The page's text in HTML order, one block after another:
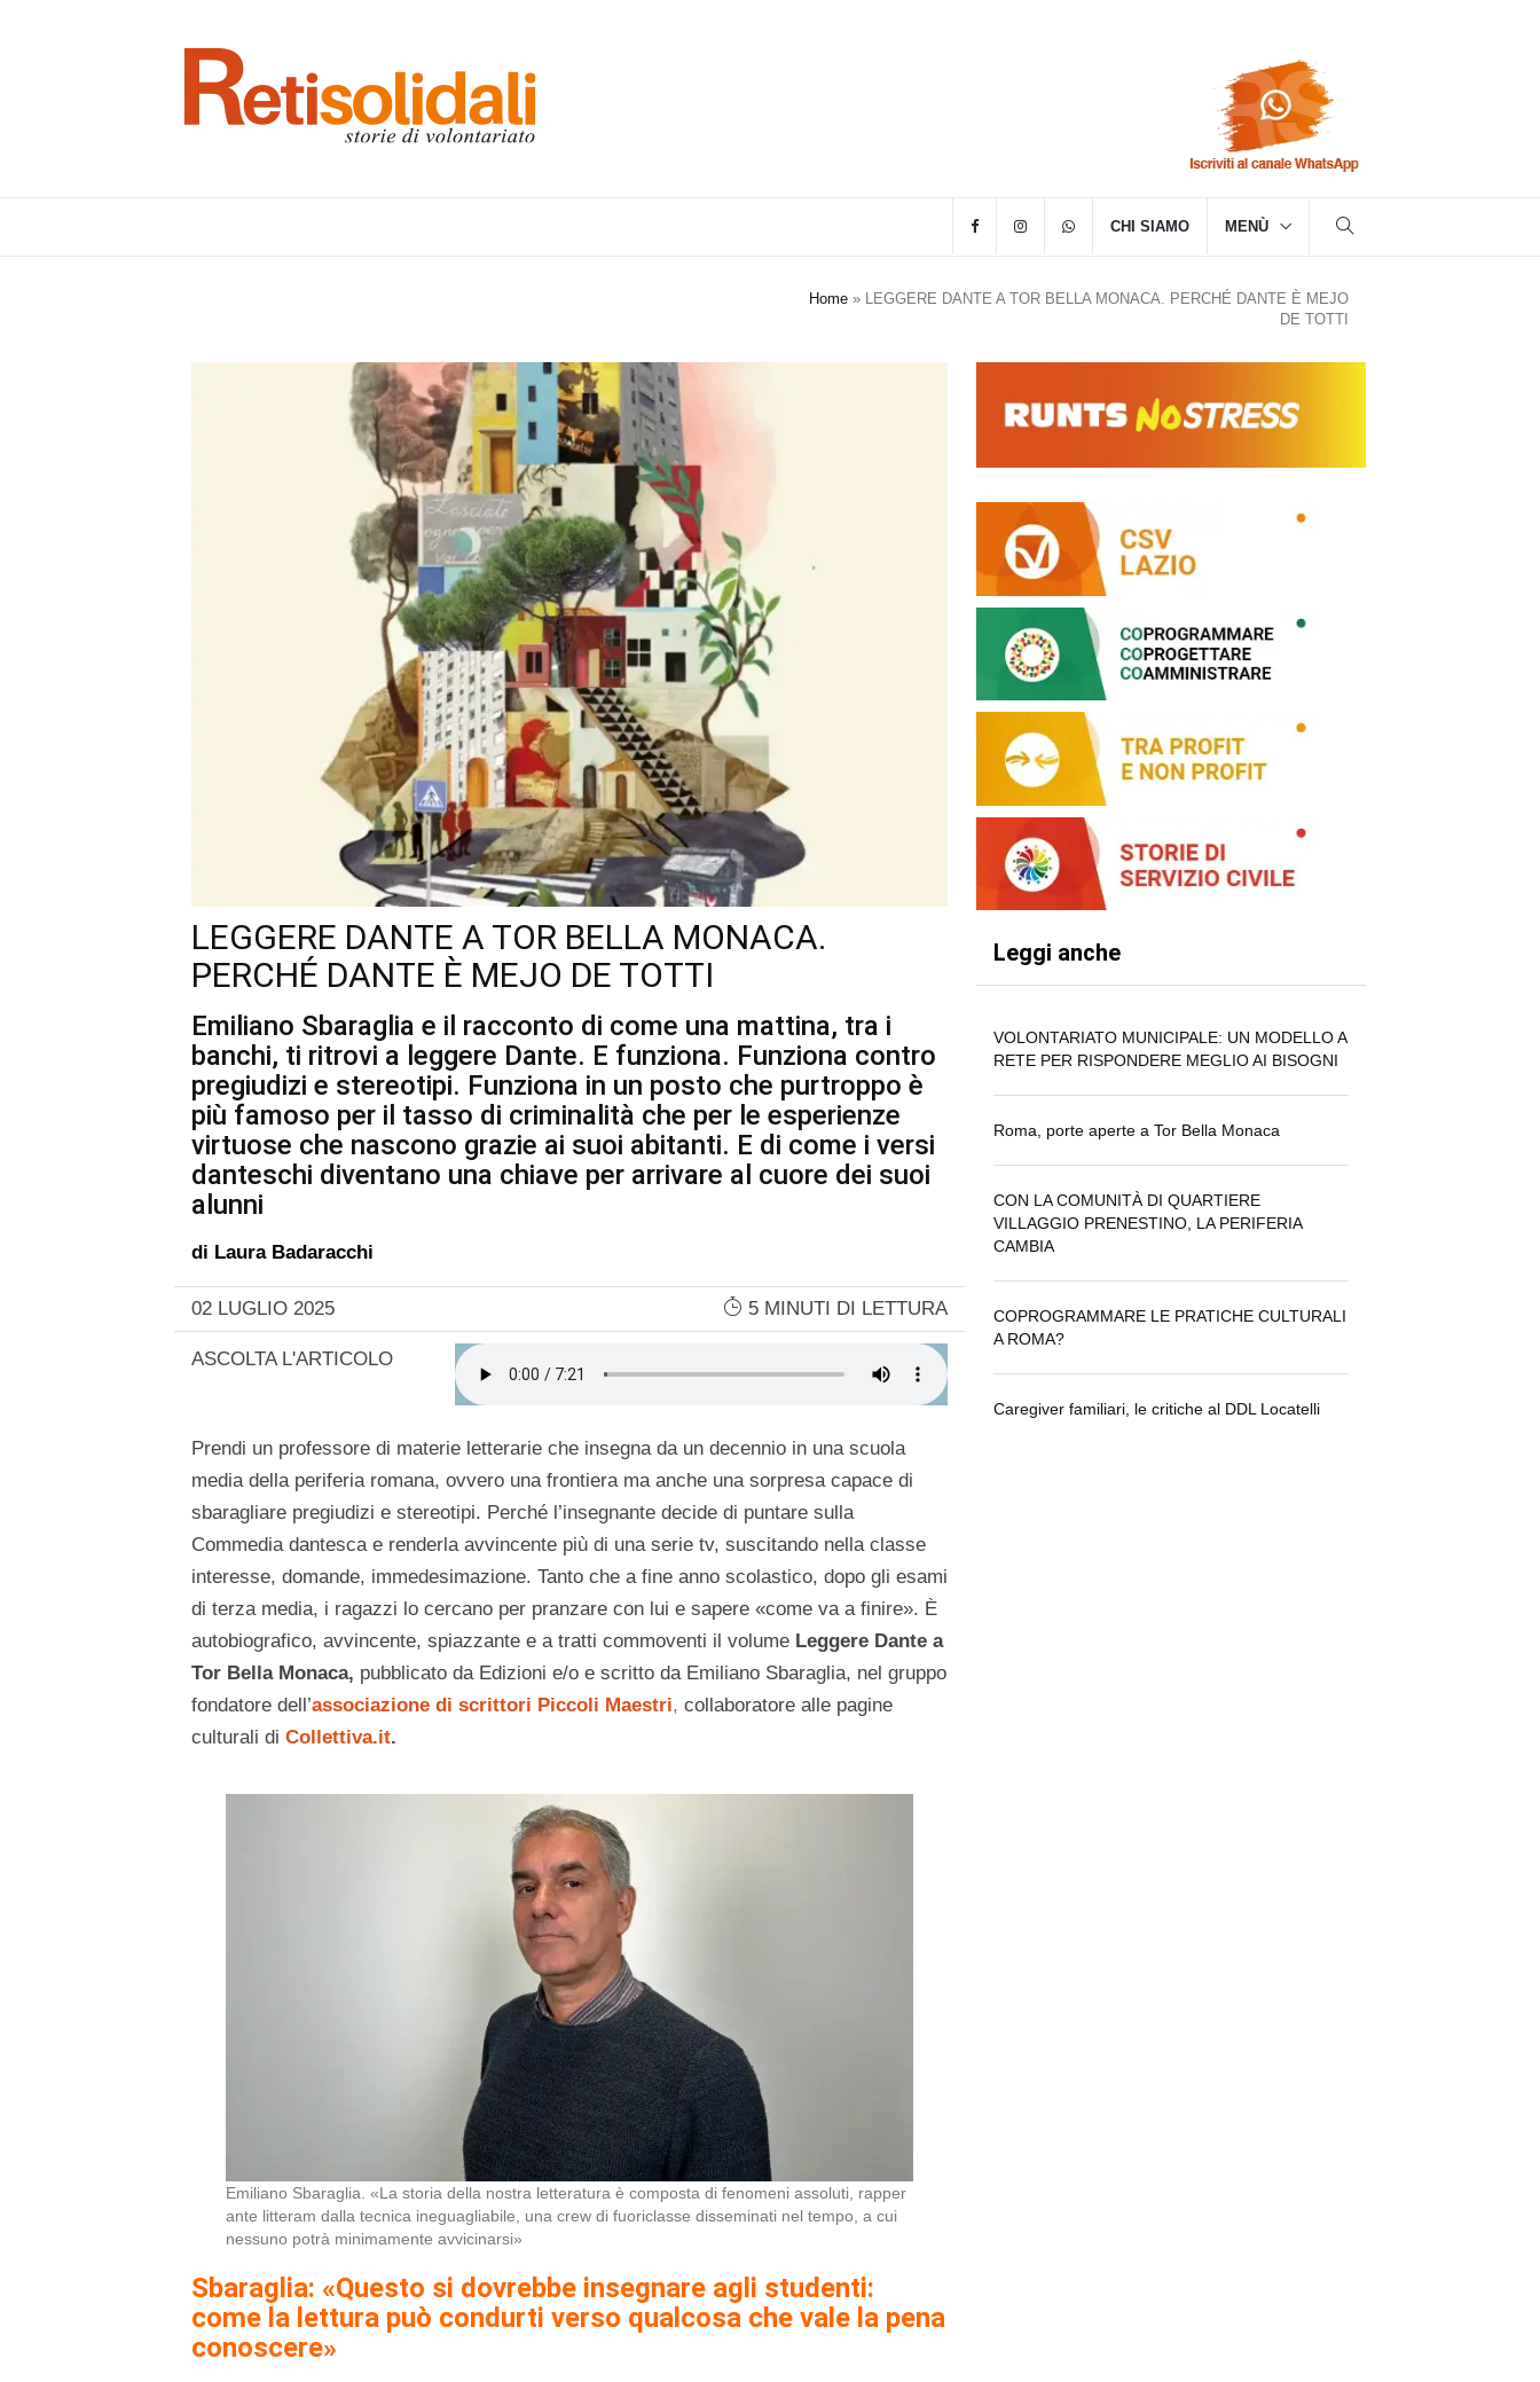
CHI SIAMO MENÙ
Home » LEGGERE DANTE A TOR BELLA MONACA. PERCHÉ DANTE È MEJO
DE TOTTI
LEGGERE DANTE A TOR BELLA MONACA.
PERCHÉ DANTE È MEJO DE TOTTI
Emiliano Sbaraglia e il racconto di come una mattina, tra i
banchi, ti ritrovi a leggere Dante. E funziona. Funziona contro
pregiudizi e stereotipi. Funziona in un posto che purtroppo è
più famoso per il tasso di criminalità che per le esperienze
virtuose che nascono grazie ai suoi abitanti. E di come i versi
danteschi diventano una chiave per arrivare al cuore dei suoi
alunni
di Laura Badaracchi
02 LUGLIO 2025 5 MINUTI DI LETTURA
ASCOLTA L'ARTICOLO
Prendi un professore di materie letterarie che insegna da un decennio in una scuola
media della periferia romana, ovvero una frontiera ma anche una sorpresa capace di
sbaragliare pregiudizi e stereotipi. Perché l’insegnante decide di puntare sulla
Commedia dantesca e renderla avvincente più di una serie tv, suscitando nella classe
interesse, domande, immedesimazione. Tanto che a fine anno scolastico, dopo gli esami
di terza media, i ragazzi lo cercano per pranzare con lui e sapere «come va a finire». È
autobiografico, avvincente, spiazzante e a tratti commoventi il volume Leggere Dante a
Tor Bella Monaca, pubblicato da Edizioni e/o e scritto da Emiliano Sbaraglia, nel gruppo
fondatore dell’associazione di scrittori Piccoli Maestri, collaboratore alle pagine
culturali di Collettiva.it.
Emiliano Sbaraglia. «La storia della nostra letteratura è composta di fenomeni assoluti, rapper
ante litteram dalla tecnica ineguagliabile, una crew di fuoriclasse disseminati nel tempo, a cui
nessuno potrà minimamente avvicinarsi»
Sbaraglia: «Questo si dovrebbe insegnare agli studenti:
come la lettura può condurti verso qualcosa che vale la pena
conoscere»
Leggi anche
VOLONTARIATO MUNICIPALE: UN MODELLO A
RETE PER RISPONDERE MEGLIO AI BISOGNI
Roma, porte aperte a Tor Bella Monaca
CON LA COMUNITÀ DI QUARTIERE
VILLAGGIO PRENESTINO, LA PERIFERIA
CAMBIA
COPROGRAMMARE LE PRATICHE CULTURALI
A ROMA?
Caregiver familiari, le critiche al DDL Locatelli